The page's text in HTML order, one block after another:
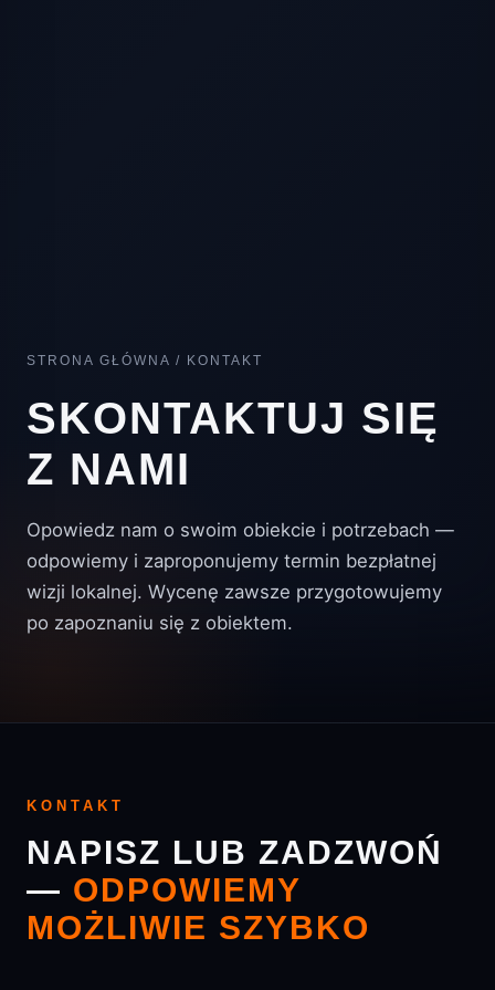
STRONA GŁÓWNA / KONTAKT
SKONTAKTUJ SIĘ
Z NAMI
Opowiedz nam o swoim obiekcie i potrzebach —
odpowiemy i zaproponujemy termin bezpłatnej
wizji lokalnej. Wycenę zawsze przygotowujemy
po zapoznaniu się z obiektem.
KONTAKT
NAPISZ LUB ZADZWOŃ
— ODPOWIEMY
MOŻLIWIE SZYBKO